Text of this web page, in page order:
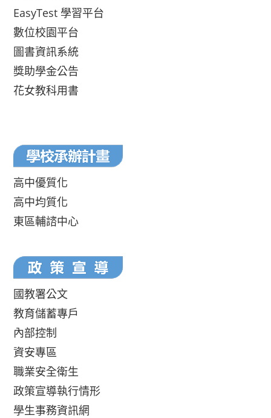
EasyTest 學習平台
數位校園平台
圖書資訊系統
獎助學金公告
花女教科用書
高中優質化
高中均質化
東區輔諮中心
國教署公文
教育儲蓄專戶
內部控制
資安專區
職業安全衛生
政策宣導執行情形
學生事務資訊網